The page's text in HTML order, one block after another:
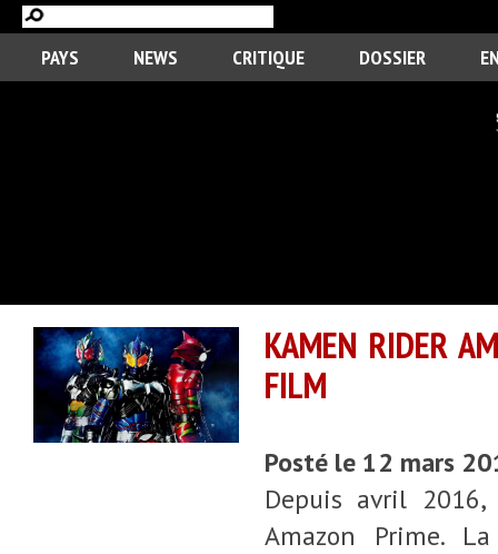
PAYS NEWS CRITIQUE DOSSIER
KAMEN RIDER
FILM
Posté le 12 mars
Depuis avril
Amazon Prime.